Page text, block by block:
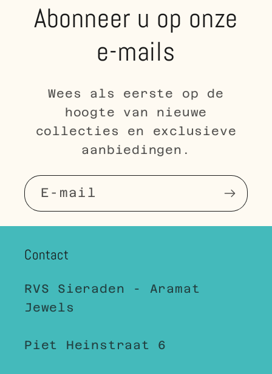
Abonneer u op onze
e-mails
Wees als eerste op de
hoogte van nieuwe
collecties en exclusieve
aanbiedingen.
E‑mail
Contact
RVS Sieraden - Aramat
Jewels
Piet Heinstraat 6